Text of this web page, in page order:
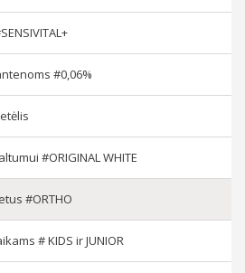
#0,06%
#ORIGINAL WHITE
#ORTHO
# KIDS ir JUNIOR